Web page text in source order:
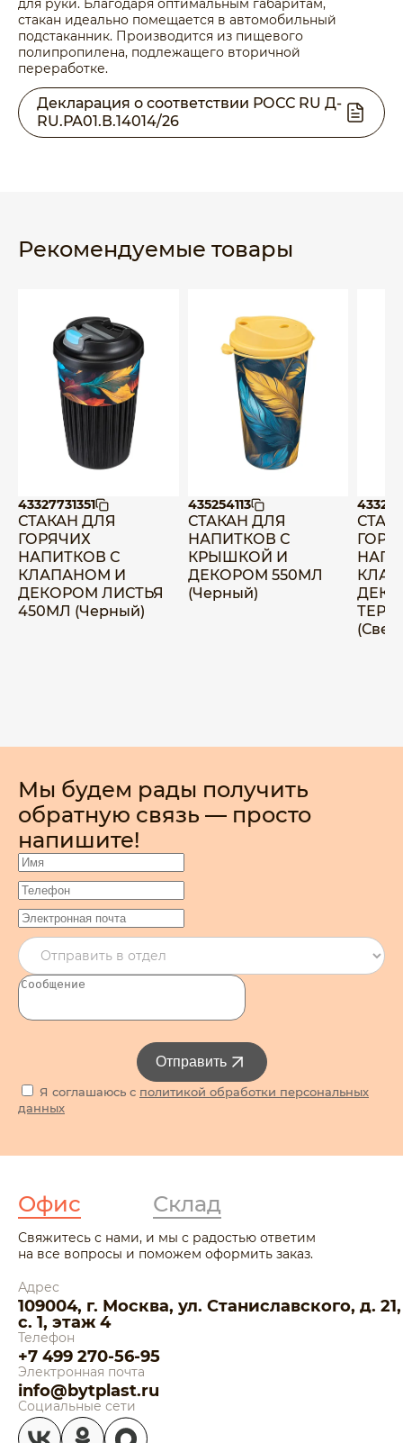
для руки. Благодаря оптимальным габаритам,
стакан идеально помещается в автомобильный
подстаканник. Производится из пищевого
полипропилена, подлежащего вторичной
переработке.
Декларация о соответствии РОСС RU Д-
RU.РА01.В.14014/26
Рекомендуемые товары
43327731351
СТАКАН ДЛЯ
ГОРЯЧИХ
НАПИТКОВ С
КЛАПАНОМ И
ДЕКОРОМ ЛИСТЬЯ
450МЛ (Черный)
435254113
СТАКАН ДЛЯ
НАПИТКОВ С
КРЫШКОЙ И
ДЕКОРОМ 550МЛ
(Черный)
Мы будем рады получить
обратную связь — просто
напишите!
Я соглашаюсь с политикой обработки персональных
данных
Отправить
Офис Склад
Свяжитесь с нами, и мы с радостью ответим
на все вопросы и поможем оформить заказ.
Адрес
109004, г. Москва, ул. Станиславского, д. 21,
с. 1, этаж 4
Телефон
+7 499 270-56-95
Электронная почта
info@bytplast.ru
Социальные сети